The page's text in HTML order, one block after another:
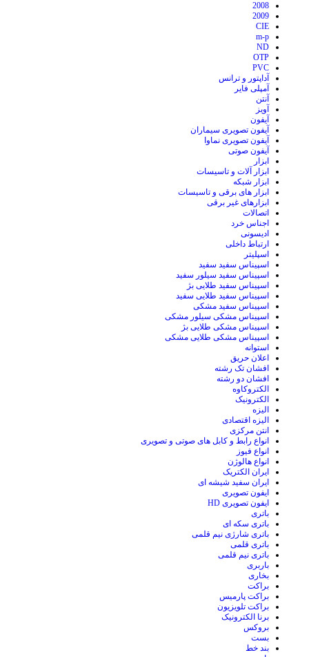
2008
2009
CIE
m-p
ND
OTP
PVC
آداپتور و ترانس
آمپلی فایر
آنتن
آویز
آیفون
آیفون تصویری سیماران
آیفون تصویری نماوا
آیفون صوتی
ابزار
ابزار آلات و تاسیسات
ابزار شبکه
ابزار های برقی و تاسیسات
ابزارهای غیر برقی
اتصالات
اجناس خرد
ادیسونی
ارتباط داخلی
اسپلیتر
اسپیناس سفید سفید
اسپیناس سفید سیلور سفید
اسپیناس سفید طلایی بژ
اسپیناس سفید طلایی سفید
اسپیناس سفید مشکی
اسپیناس مشکی سیلور مشکی
اسپیناس مشکی طلایی بژ
اسپیناس مشکی طلایی مشکی
استوانه
اعلان حریق
افشان تک رشته
افشان دو رشته
الکتروکاوه
الکترونیک
الیزه
الیزه اقتصادی
انتن مرکزی
انواع رابط و کابل های صوتی و تصویری
انواع فیوز
انواع هالوژن
ایران الکتریک
ایران سفید شیشه ای
ایفون تصویری
ایفون تصویری HD
باتری
باتری سکه ای
باتری شارژی نیم قلمی
باتری قلمی
باتری نیم قلمی
باربری
بخاری
براکت
براکت پارمیس
براکت تلویزیون
برنا الکترونیک
بروکس
بست
بند خط